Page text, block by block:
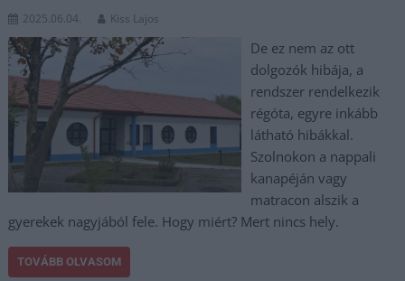
2025.06.04. Kiss Lajos
De ez nem az ott
dolgozók hibája, a
rendszer rendelkezik
régóta, egyre inkább
látható hibákkal.
Szolnokon a nappali
kanapéján vagy
matracon alszik a
gyerekek nagyjából fele. Hogy miért? Mert nincs hely.
TOVÁBB OLVASOM